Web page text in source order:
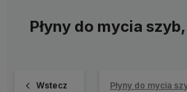
Płyny do mycia
Wstecz Płyny do mycia